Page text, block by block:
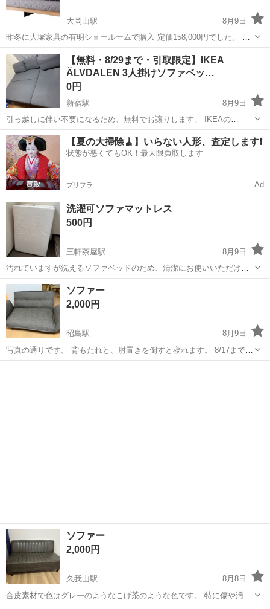
大岡山駅
8月9日
昨冬に大塚家具の有明ショールームで購入 定価158,000円でした。 来
客の際に部屋を広く使うためソファベッドにしました。 散々探してジ
ャーナルスタンダードのものと同じスタイル 中材も同じライトウェー
ブで座り心地が気に入り...
東京 大田区 大岡山駅 ベッド ショールーム
【無料・8/29まで・引取限定】IKEA
ÄLVDALEN 3人掛けソファベッ…
0円
新宿駅
8月9日
引っ越しに伴い不要になるため、無料でお譲りします。 IKEAの
「ÄLVDALEN（エルヴダレン）」3人掛けソファベッド・寝椅子付きで
す。 カラー：グレーベージュ サイズ（IKEA公式） ・幅：約196cm ・
奥行：...
東京 新宿区 新宿駅 ベッド IKEA
【夏の大掃除🧹】いらない人形、査定します❗️
状態が悪くてもOK！最大限買取します
プリフラ Ad
洗濯可ソファマットレス
500円
三軒茶屋駅
8月9日
汚れていますが洗えるソファベッドのため、清潔にお使いいただける
と思います。 2/28までにきていただける場合はお値下げします。
東京 世田谷区
ソファー
2,000円
昭島駅
8月9日
写真の通りです。 背もたれと、肘置きを倒すと寝れます。 8/17までで
す。
ソファー
2,000円
久我山駅
8月8日
合皮素材で色はグレーのようなこげ茶のような色です。 特に傷や汚れ